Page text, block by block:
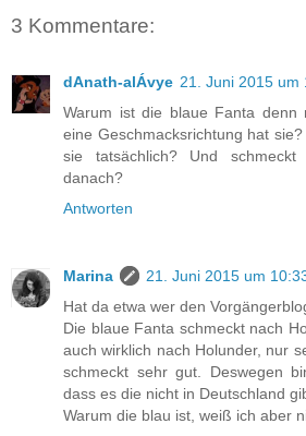
3 Kommentare:
dAnath-alÁvye 21. Juni 2015 um
Warum ist die blaue Fanta denn
eine Geschmacksrichtung hat
sie tatsächlich? Und
danach?
Antworten
Marina
21. Juni 2015 um
Hat da etwa wer den
Die blaue Fanta schmeckt nach
auch wirklich nach Holunder, nur
schmeckt sehr gut. Deswegen
dass es die nicht in Deutschland
Warum die blau ist, weiß ich aber